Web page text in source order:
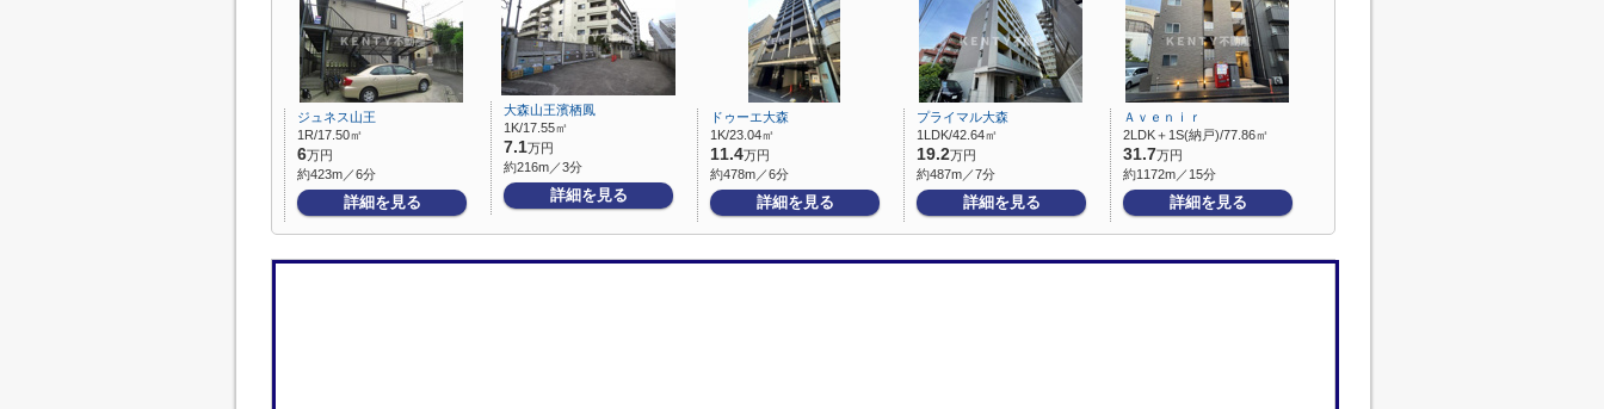
ジュネス山王
1R/17.50㎡
6万円
約423m／6分
詳細を見る
大森山王濱栖鳳
1K/17.55㎡
7.1万円
約216m／3分
詳細を見る
ドゥーエ大森
1K/23.04㎡
11.4万円
約478m／6分
詳細を見る
プライマル大森
1LDK/42.64㎡
19.2万円
約487m／7分
詳細を見る
Ａｖｅｎｉｒ
2LDK＋1S(納戸)/77.86㎡
31.7万円
約1172m／15分
詳細を見る